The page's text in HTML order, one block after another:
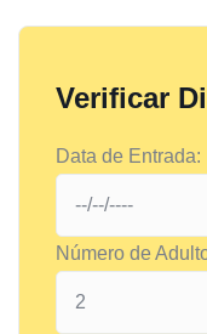
Verificar
Data de Entrada:
Número de